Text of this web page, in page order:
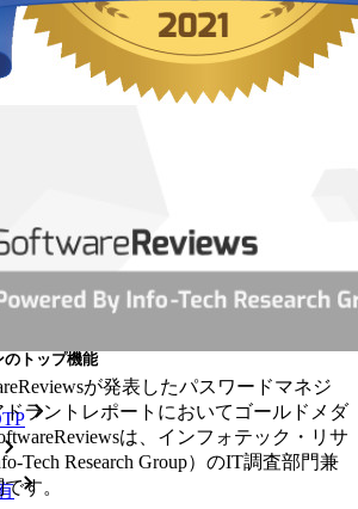
ンテーション
インテリジェンス
のトップ機能
が発表したパスワードマネジ
ドラントレポートにおいてゴールドメダ
は、インフォテック・リサ
Tech Research Group）のIT調査部門兼
す。